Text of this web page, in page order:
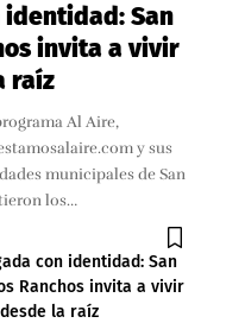
identidad: San
invita a vivir
raíz
Al Aire,
y sus
municipales de San
los…
con identidad: San
Ranchos invita a vivir
la raíz